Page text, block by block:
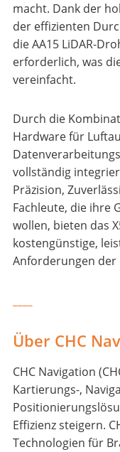
macht. Dank der
der effizienten
die AA15 LiDAR-
erforderlich, was
vereinfacht.
Durch die
Hardware für
vollständig
Präzision,
Fachleute, die ihre
wollen, bieten das
kostengünstige,
Anforderungen der
Über CHC
CHC Navigation
Kartierungs-,
Effizienz steigern.
Technologien für